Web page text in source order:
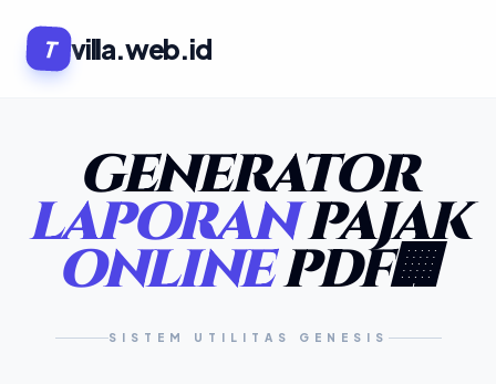
T villa.web.id
GENERATOR
LAPORANPAJAK
ONLINEPDF🏢
SISTEM UTILITAS GENESIS